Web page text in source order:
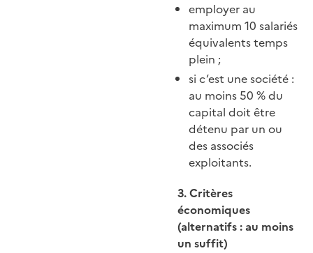
employer au
maximum 10 salariés
équivalents temps
plein ;
si c’est une société :
au moins 50 % du
capital doit être
détenu par un ou
des associés
exploitants.
3. Critères
économiques
(alternatifs : au moins
un suffit)